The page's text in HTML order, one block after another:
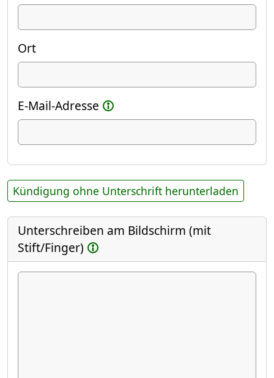
Ort
E-Mail-Adresse
Kündigung ohne Unterschrift herunterladen
Unterschreiben am Bildschirm (mit
Stift/Finger)